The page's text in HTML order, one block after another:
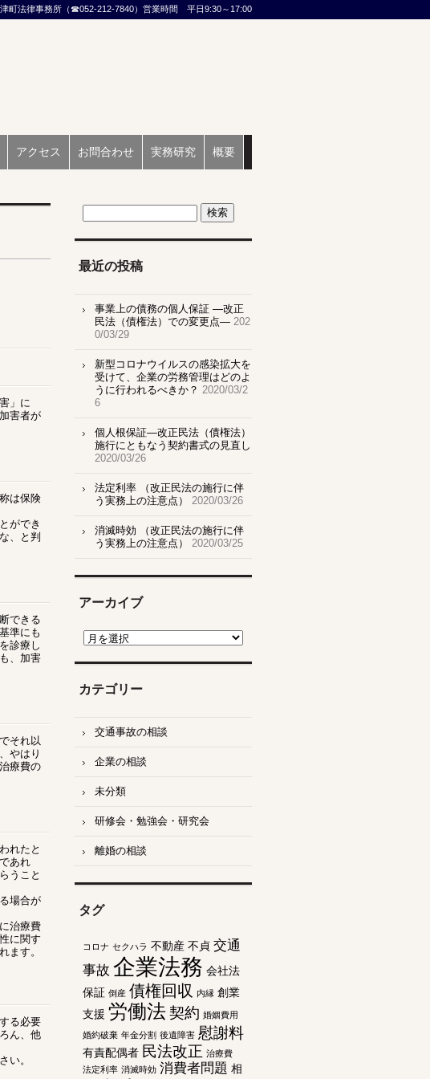
町法律事務所（☎052-212-7840）営業時間 平日9:30～17:00
アクセス お問合わせ 実務研究 概要
」に
害者が
は保険
ができ
、と判
できる
準にも
診療し
、加害
それ以
やはり
療費の
れたと
あれ
うこと
場合が
治療費
に関す
ます。
る必要
ん、他
い。
最近の投稿
事業上の債務の個人保証 ―改正
民法（債権法）での変更点― 202
0/03/29
新型コロナウイルスの感染拡大を
受けて、企業の労務管理はどのよ
うに行われるべきか？ 2020/03/2
6
個人根保証―改正民法（債権法）
施行にともなう契約書式の見直し
2020/03/26
法定利率 （改正民法の施行に伴
う実務上の注意点）
2020/03/26
消滅時効 （改正民法の施行に伴
う実務上の注意点）
2020/03/25
アーカイブ
ー
カ
ブ
カテゴリー
交通事故の相談
企業の相談
未分類
研修会・勉強会・研究会
離婚の相談
タグ
コロナ セクハラ 不動産 不貞 交通
事故 企業法務 会社法
保証 倒産 債権回収 内縁 創業
支援 労働法契約 婚姻費用
婚約破棄 年金分割 後遺障害 慰謝料
有責配偶者 民法改正 治療費
法定利率 消滅時効 消費者問題 相